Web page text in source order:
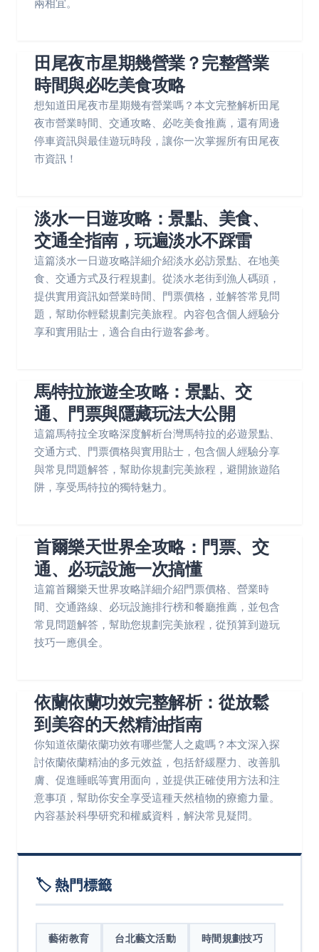
兩相宜。
田尾夜市星期幾營業？完整營業
時間與必吃美食攻略
想知道田尾夜市星期幾有營業嗎？本文完整解析田尾
夜市營業時間、交通攻略、必吃美食推薦，還有周邊
停車資訊與最佳遊玩時段，讓你一次掌握所有田尾夜
市資訊！
淡水一日遊攻略：景點、美食、
交通全指南，玩遍淡水不踩雷
這篇淡水一日遊攻略詳細介紹淡水必訪景點、在地美
食、交通方式及行程規劃。從淡水老街到漁人碼頭，
提供實用資訊如營業時間、門票價格，並解答常見問
題，幫助你輕鬆規劃完美旅程。內容包含個人經驗分
享和實用貼士，適合自由行遊客參考。
馬特拉旅遊全攻略：景點、交
通、門票與隱藏玩法大公開
這篇馬特拉全攻略深度解析台灣馬特拉的必遊景點、
交通方式、門票價格與實用貼士，包含個人經驗分享
與常見問題解答，幫助你規劃完美旅程，避開旅遊陷
阱，享受馬特拉的獨特魅力。
首爾樂天世界全攻略：門票、交
通、必玩設施一次搞懂
這篇首爾樂天世界攻略詳細介紹門票價格、營業時
間、交通路線、必玩設施排行榜和餐廳推薦，並包含
常見問題解答，幫助您規劃完美旅程，從預算到遊玩
技巧一應俱全。
依蘭依蘭功效完整解析：從放鬆
到美容的天然精油指南
你知道依蘭依蘭功效有哪些驚人之處嗎？本文深入探
討依蘭依蘭精油的多元效益，包括舒緩壓力、改善肌
膚、促進睡眠等實用面向，並提供正確使用方法和注
意事項，幫助你安全享受這種天然植物的療癒力量。
內容基於科學研究和權威資料，解決常見疑問。
🏷️ 熱門標籤
藝術教育 台北藝文活動 時間規劃技巧